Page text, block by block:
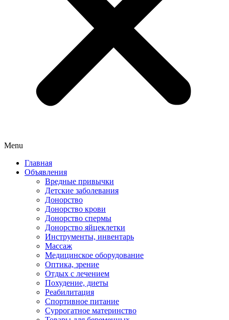
Menu
Главная
Объявления
Вредные привычки
Детские заболевания
Донорство
Донорство крови
Донорство спермы
Донорство яйцеклетки
Инструменты, инвентарь
Массаж
Медицинское оборудование
Оптика, зрение
Отдых с лечением
Похудение, диеты
Реабилитация
Спортивное питание
Суррогатное материнство